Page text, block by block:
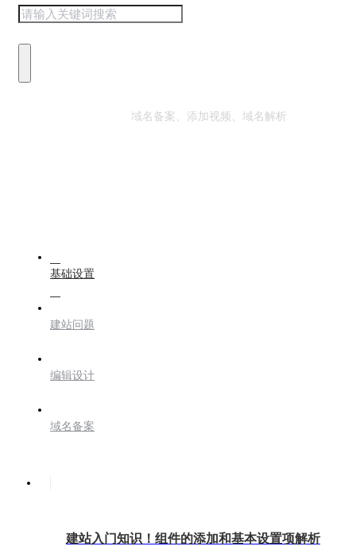
域名备案、添加视频、域名解析
基础设置
建站问题
编辑设计
域名备案
建站入门知识！组件的添加和基本设置项解析